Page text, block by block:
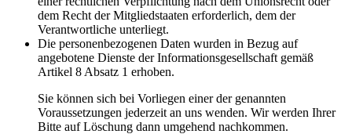
dem Recht der Mitgliedstaaten erforderlich, dem der
Verantwortliche unterliegt.
Die personenbezogenen Daten wurden in Bezug auf
angebotene Dienste der Informationsgesellschaft gemäß
Artikel 8 Absatz 1 erhoben.
Sie können sich bei Vorliegen einer der genannten
Voraussetzungen jederzeit an uns wenden. Wir werden Ihrer
Bitte auf Löschung dann umgehend nachkommen.